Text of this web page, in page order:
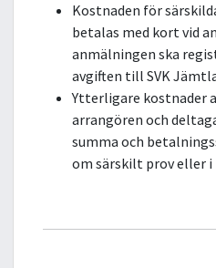
Kostnaden för
betalas med kort vid
anmälningen ska
avgiften till SVK
Ytterligare kostnader
arrangören och
summa och
om särskilt prov eller